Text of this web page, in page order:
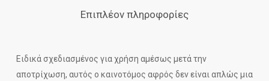
Επιπλέον πληροφορίες
Ειδικά σχεδιασμένος για χρήση αμέσως μετά την
αποτρίχωση, αυτός ο καινοτόμος αφρός δεν είναι απλώς μια